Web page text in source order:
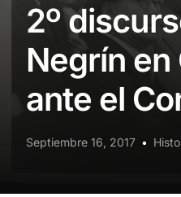
2º
Negrín en
ante el
Septiembre 16, 2017
Recursos
Noticias
Material didáctico